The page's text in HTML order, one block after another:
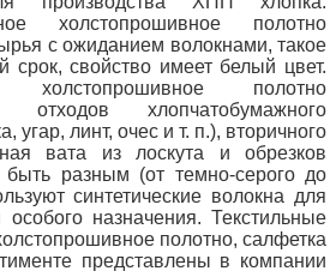
холстопрошивное полотно
с ожиданием волокнами, такое
срок, свойство имеет белый цвет.
полотно
отходов хлопчатобумажного
угар, линт, очес и т. п.), вторичного
вата из лоскута и обрезков
быть разным (от темно-серого до
синтетические волокна для
особого назначения. Текстильные
полотно, салфетка
представлены в компании